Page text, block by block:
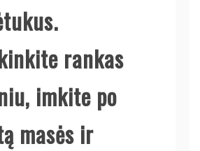
rankas
imkite po
masės ir